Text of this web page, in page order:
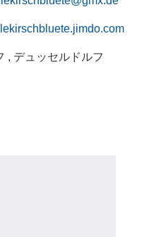
, デュッセルドルフ